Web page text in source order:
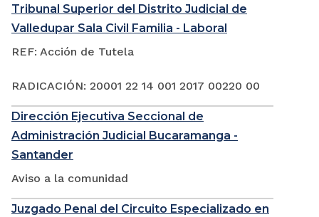
Tribunal Superior del Distrito Judicial de
Valledupar Sala Civil Familia - Laboral
REF: Acción de Tutela
RADICACIÓN: 20001 22 14 001 2017 00220 00
Dirección Ejecutiva Seccional de
Administración Judicial Bucaramanga -
Santander
Aviso a la comunidad
Juzgado Penal del Circuito Especializado en